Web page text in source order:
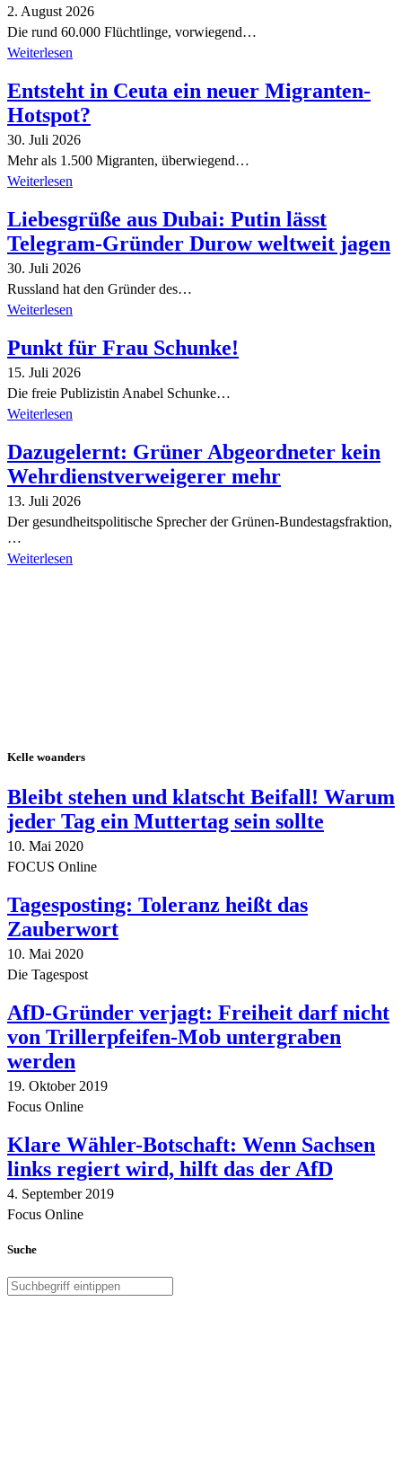
2. August 2026
Die rund 60.000 Flüchtlinge, vorwiegend…
Weiterlesen
Entsteht in Ceuta ein neuer Migranten-
Hotspot?
30. Juli 2026
Mehr als 1.500 Migranten, überwiegend…
Weiterlesen
Liebesgrüße aus Dubai: Putin lässt
Telegram-Gründer Durow weltweit jagen
30. Juli 2026
Russland hat den Gründer des…
Weiterlesen
Punkt für Frau Schunke!
15. Juli 2026
Die freie Publizistin Anabel Schunke…
Weiterlesen
Dazugelernt: Grüner Abgeordneter kein
Wehrdienstverweigerer mehr
13. Juli 2026
Der gesundheitspolitische Sprecher der Grünen-Bundestagsfraktion,
…
Weiterlesen
Kelle woanders
Bleibt stehen und klatscht Beifall! Warum
jeder Tag ein Muttertag sein sollte
10. Mai 2020
FOCUS Online
Tagesposting: Toleranz heißt das
Zauberwort
10. Mai 2020
Die Tagespost
AfD-Gründer verjagt: Freiheit darf nicht
von Trillerpfeifen-Mob untergraben
werden
19. Oktober 2019
Focus Online
Klare Wähler-Botschaft: Wenn Sachsen
links regiert wird, hilft das der AfD
4. September 2019
Focus Online
Suche